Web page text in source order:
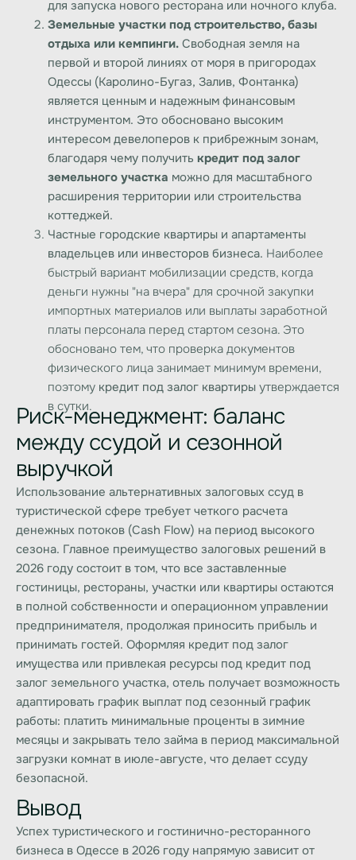
для запуска нового ресторана или ночного клуба.
Земельные участки под строительство, базы
отдыха или кемпинги. Свободная земля на
первой и второй линиях от моря в пригородах
Одессы (Каролино-Бугаз, Залив, Фонтанка)
является ценным и надежным финансовым
инструментом. Это обосновано высоким
интересом девелоперов к прибрежным зонам,
благодаря чему получить кредит под залог
земельного участка можно для масштабного
расширения территории или строительства
коттеджей.
Частные городские квартиры и апартаменты
владельцев или инвесторов бизнеса. Наиболее
быстрый вариант мобилизации средств, когда
деньги нужны "на вчера" для срочной закупки
импортных материалов или выплаты заработной
платы персонала перед стартом сезона. Это
обосновано тем, что проверка документов
физического лица занимает минимум времени,
поэтому кредит под залог квартиры утверждается
в сутки.
Риск-менеджмент: баланс
между ссудой и сезонной
выручкой
Использование альтернативных залоговых ссуд в
туристической сфере требует четкого расчета
денежных потоков (Cash Flow) на период высокого
сезона. Главное преимущество залоговых решений в
2026 году состоит в том, что все заставленные
гостиницы, рестораны, участки или квартиры остаются
в полной собственности и операционном управлении
предпринимателя, продолжая приносить прибыль и
принимать гостей. Оформляя кредит под залог
имущества или привлекая ресурсы под кредит под
залог земельного участка, отель получает возможность
адаптировать график выплат под сезонный график
работы: платить минимальные проценты в зимние
месяцы и закрывать тело займа в период максимальной
загрузки комнат в июле-августе, что делает ссуду
безопасной.
Вывод
Успех туристического и гостинично-ресторанного
бизнеса в Одессе в 2026 году напрямую зависит от